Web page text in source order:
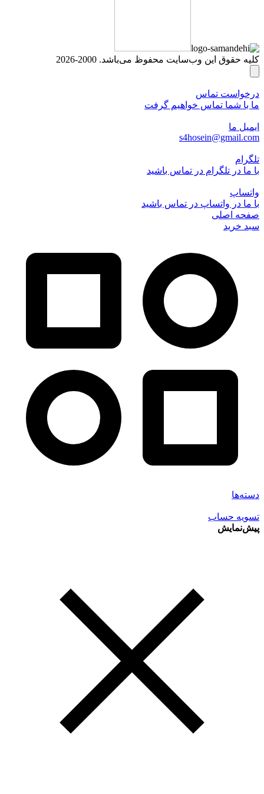
کلیه حقوق این وب‌سایت محفوظ می‌باشد. 2000-2026
درخواست تماس
ما با شما تماس خواهیم گرفت
ایمیل ما
s4hosein@gmail.com
تلگرام
با ما در تلگرام در تماس باشید
واتساپ
با ما در واتساپ در تماس باشید
صفحه اصلی
سبد خرید
دسته‌ها
تسویه حساب
پیش‌نمایش